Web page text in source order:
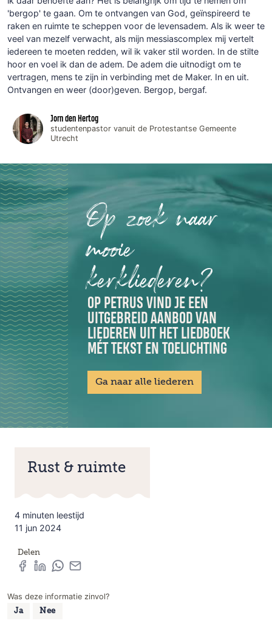
'bergop' te gaan. Om te ontvangen van God, geïnspireerd te
raken en ruimte te scheppen voor de levensadem. Als ik weer te
veel van mezelf verwacht, als mijn messiascomplex mij vertelt
iedereen te moeten redden, wil ik vaker stil worden. In de stilte
hoor en voel ik dan de adem. De adem die uitnodigt om te
vertragen, mens te zijn in verbinding met de Maker. In en uit.
Ontvangen en weer (door)geven. Bergop, bergaf.
Jorn den Hertog
studentenpastor vanuit de Protestantse Gemeente
Utrecht
Op zoek naar
mooie
kerkliederen?
OP PETRUS VIND JE EEN
UITGEBREID AANBOD VAN
LIEDEREN UIT HET LIEDBOEK
MÉT TEKST EN TOELICHTING
Ga naar alle liederen
Rust & ruimte
4 minuten leestijd
11 jun 2024
Delen
Was deze informatie zinvol?
Ja Nee